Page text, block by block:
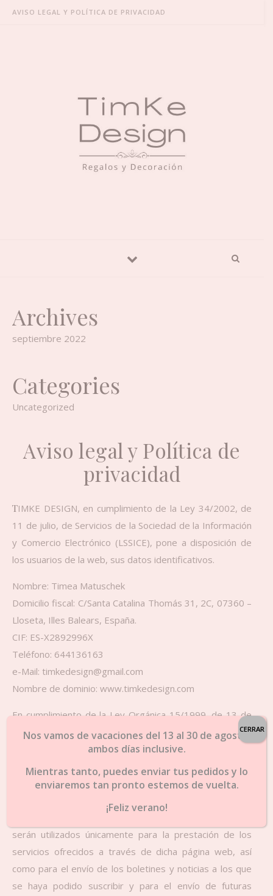
Skip to content
AVISO LEGAL Y POLÍTICA DE PRIVACIDAD
Archives
septiembre 2022
Categories
Uncategorized
Aviso legal y Política de
privacidad
TIMKE DESIGN, en cumplimiento de la Ley 34/2002, de
11 de julio, de Servicios de la Sociedad de la Información
y Comercio Electrónico (LSSICE), pone a disposición de
los usuarios de la web, sus datos identificativos.
Nombre: Timea Matuschek
Domicilio fiscal: C/Santa Catalina Thomás 31, 2C, 07360 –
Lloseta, Illes Balears, España.
CIF: ES-X2892996X
Teléfono: 644136163
e-Mail: timkedesign@gmail.com
Nombre de dominio: www.timkedesign.com
En cumplimiento de la Ley Orgánica 15/1999, de 13 de
diciembre, de Protección de Datos de Carácter
Personal, le informamos que los datos personales que
nos suministre a través de la página web
www.timkedesign.com serán tratados de forma
serán utilizados únicamente para la prestación de los
servicios ofrecidos a través de dicha página web, así
como para el envío de los boletines y noticias a los que
se haya podido suscribir y para el envío de futuras
Nos vamos de vacaciones del 13 al 30 de agosto,
ambos días inclusive.
Mientras tanto, puedes enviar tus pedidos y lo
enviaremos tan pronto estemos de vuelta.
¡Feliz verano!
CERRAR